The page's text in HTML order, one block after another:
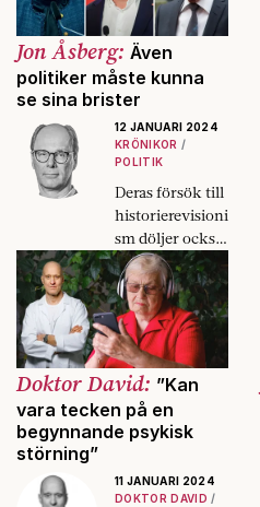
Jon Åsberg: Även
politiker måste kunna
se sina brister
12 JANUARI 2024
KRÖNIKOR
POLITIK
Deras försök till
historierevisioni
sm döljer också
ett förakt för
väljarna.
Doktor David: ”Kan
vara tecken på en
begynnande psykisk
störning”
11 JANUARI 2024
DOKTOR DAVID